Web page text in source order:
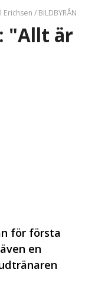
Erichsen / BILDBYRÅN
"Allt är
för första
en